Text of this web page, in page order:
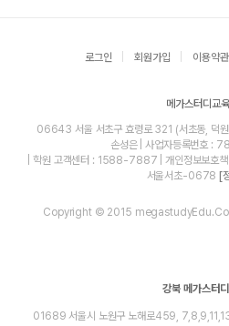
로그인 회원가입 이용약관
메가스터디교
06643 서울 서초구 효령로 321 (서초동, 덕
손성은 | 사업자등록번호
| 학원 고객센터 : 1588-7887 | 개인정보보호
서울서초-0678 [
Copyright © 2015
강북 메가스터
01689 서울시 노원구 노해로459,